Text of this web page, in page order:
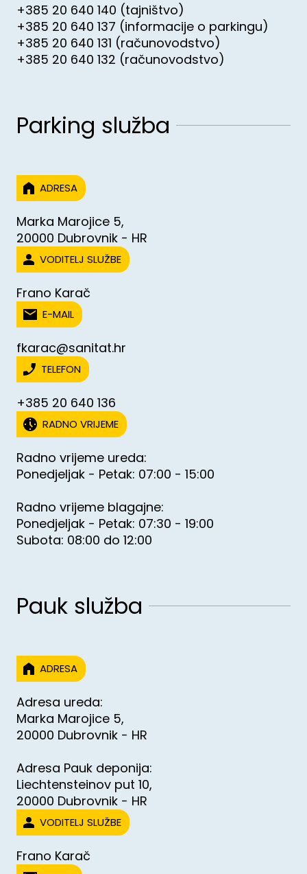
+385 20 640 140 (tajništvo)
+385 20 640 137 (informacije o parkingu)
+385 20 640 131 (računovodstvo)
+385 20 640 132 (računovodstvo)
Parking služba
ADRESA
Marka Marojice 5,
20000 Dubrovnik - HR
VODITELJ SLUŽBE
Frano Karač
E-MAIL
fkarac@sanitat.hr
TELEFON
+385 20 640 136
RADNO VRIJEME
Radno vrijeme ureda:
Ponedjeljak - Petak: 07:00 - 15:00
Radno vrijeme blagajne:
Ponedjeljak - Petak: 07:30 - 19:00
Subota: 08:00 do 12:00
Pauk služba
ADRESA
Adresa ureda:
Marka Marojice 5,
20000 Dubrovnik - HR
Adresa Pauk deponija:
Liechtensteinov put 10,
20000 Dubrovnik - HR
VODITELJ SLUŽBE
Frano Karač